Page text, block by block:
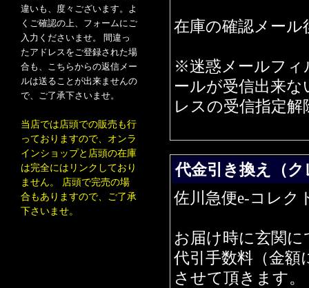
違いも、度々ございます。よ
くご確認の上、フォームにご
入力くださいませ。 間違っ
たアドレスをご登録された場
合も、こちらからの返信メー
ルは送ることが出来ませんの
で、ご了承下さいませ。
当店では店頭での販売も行
っておりますので、オンラ
インショップと店頭の在庫
は完全にはリンクしており
ません。 店頭で完売の場
合もありますので、ご了承
下さいませ。
在庫の確認メー
※迷惑メールフィ
ールが受信出来な
レスの受信指定
代金引き換え（
佐川急便e-コレク
お届け時に玄関
代引手数料（金額
させて頂きます。